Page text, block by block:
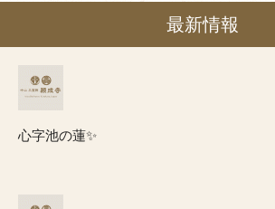
最新情報
心字池の蓮✨